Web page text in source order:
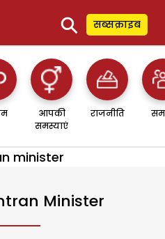
⚲ सब्सक्राइब
आपकी
समस्याएं
राजनीति
minister
Minister